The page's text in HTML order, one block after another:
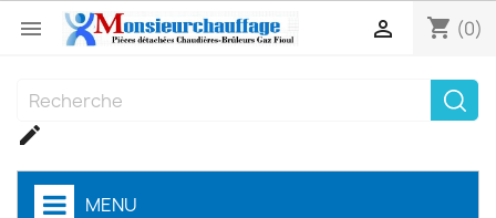
 shopping_cart (0)


MENU